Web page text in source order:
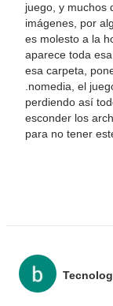
juego, y muchos
imágenes, por
es molesto a la
aparece toda
esa carpeta,
.nomedia, el
perdiendo así
esconder los
para no tener